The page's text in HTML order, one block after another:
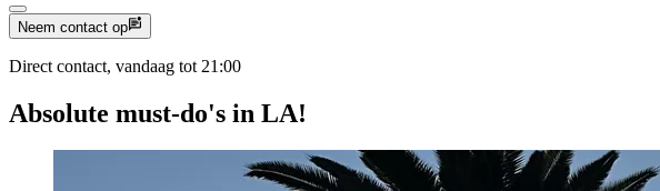
Neem contact op
Direct contact, vandaag tot 21:00
Absolute must-do's in LA!